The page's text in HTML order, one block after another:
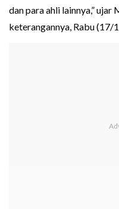
dan para ahli lainnya,” ujar
keterangannya, Rabu (17/